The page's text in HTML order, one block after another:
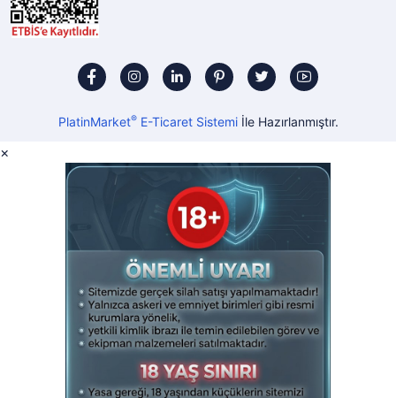
PlatinMarket®E-Ticaret Sistemiİle Hazırlanmıştır.
×